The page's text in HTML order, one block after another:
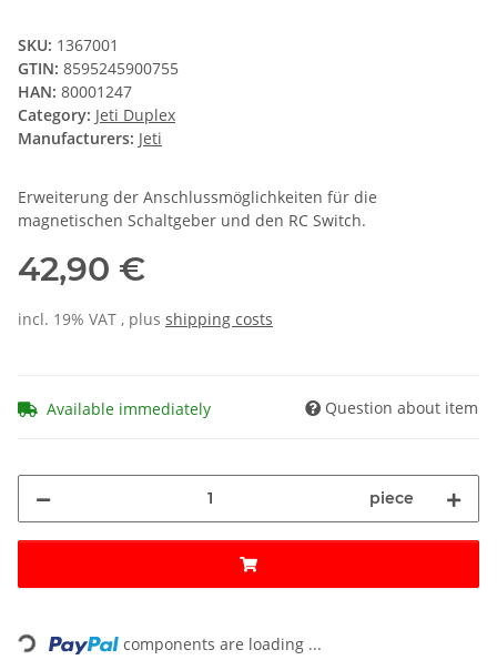
SKU: 1367001
GTIN: 8595245900755
HAN: 80001247
Category: Jeti Duplex
Manufacturers: Jeti
Erweiterung der Anschlussmöglichkeiten für die
magnetischen Schaltgeber und den RC Switch.
42,90 €
incl. 19% VAT , plus shipping costs
Available immediately Question about item
piece
Loading... components are loading ...